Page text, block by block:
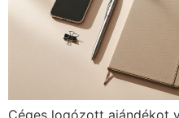
Céges logózott ajándékot